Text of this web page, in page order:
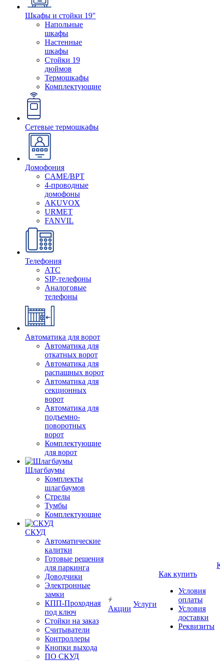
Шкафы и стойки 19"
Напольные
шкафы
Настенные
шкафы
Стойки 19
дюймов
Термошкафы
Комплектующие
Сетевые термошкафы
Домофония
CAME/BPT
4-проводные
домофоны
AKUVOX
URMET
FANVIL
Телефония
АТС
SIP-телефоны
Аналоговые
телефоны
Автоматика для ворот
Автоматика для
откатных ворот
Автоматика для
распашных ворот
Автоматика для
секционных
ворот
Автоматика для
подъемно-
поворотных
ворот
Комплектующие
для ворот
Шлагбаумы
Комплекты
шлагбаумов
Стрелы
Тумбы
Комплектующие
СКУД
Автоматические
калитки
Готовые решения
для паркинга
Доводчики
Электронные
замки
КПП-Проходная
под ключ
Стойки на заказ
Считыватели
Контроллеры
Кнопки выхода
ПО СКУД
Акции
Услуги
Как купить
Условия
оплаты
Условия
доставки
Реквизиты